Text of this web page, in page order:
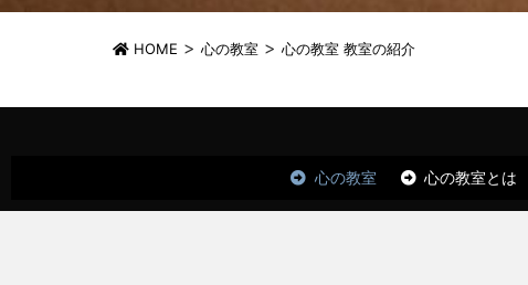
HOME > 心の教室 > 心の教室 教室の紹介
心の教室 心の教室とは